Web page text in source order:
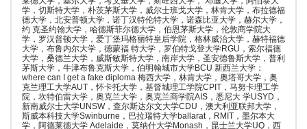
学，切斯特大学，朴茨茅斯大学，威尔士班戈大学，林肯大学，布拉德福
德大学，北安普顿大学，诺丁汉特伦特大学，诺森比亚大学，赫尔大学，
约 克圣约翰大学，哈德斯菲尔德大学，伯恩茅斯大学，伦敦商学院大
学，罗汉普顿大学，爱丁堡玛格丽特皇后学院，格林威治大学，赫特福德
大学，布鲁内尔大学，德蒙福 特大学，罗伯特戈登大学RGU，索尔福德
大学，桑德兰大学，威斯敏斯特大学，南岸大学，圣安德鲁斯大学，普利
茅斯大学，牛津布鲁克斯大学，伯明翰城市大学BCU 新西兰大学：
where can I get a fake diploma 梅西大学，林肯大学，奥塔哥大学，奥
克兰理工大学AUT，怀卡托大学，基督城理工学院CPIT，马努卡理工学
院，坎特伯雷大学，奥克兰大学，奥克兰商学院AIS，悉尼大 学USYD，
新南威尔士大学UNSW，查尔斯达尔文大学CDU，澳大利亚联邦大学，
斯威本科技大学Swinburne，巴拉瑞特大学ballarat，RMIT，墨尔本大
学，阿德莱德大学 Adelaide，莫纳什大学Monash，昆士兰大学UQ，西